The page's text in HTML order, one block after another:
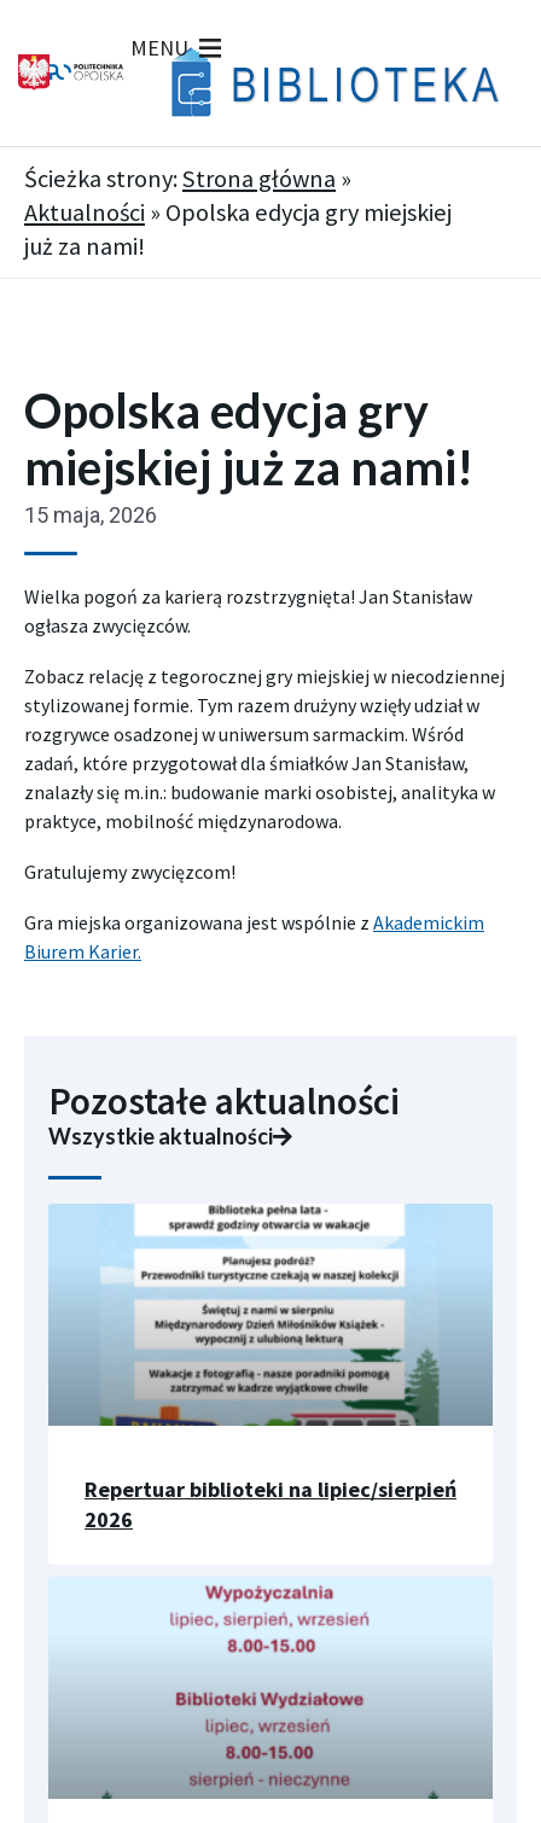
MENU
Ścieżka strony:Strona główna »
Aktualności » Opolska edycja gry miejskiej
już za nami!
Opolska edycja gry
miejskiej już za nami!
15 maja, 2026
Wielka pogoń za karierą rozstrzygnięta! Jan Stanisław
ogłasza zwycięzców.
Zobacz relację z tegorocznej gry miejskiej w niecodziennej
stylizowanej formie. Tym razem drużyny wzięły udział w
rozgrywce osadzonej w uniwersum sarmackim. Wśród
zadań, które przygotował dla śmiałków Jan Stanisław,
znalazły się m.in.: budowanie marki osobistej, analityka w
praktyce, mobilność międzynarodowa.
Gratulujemy zwycięzcom!
Gra miejska organizowana jest wspólnie z Akademickim
Biurem Karier.
Pozostałe aktualności
Wszystkie aktualności
Repertuar biblioteki na lipiec/sierpień
2026